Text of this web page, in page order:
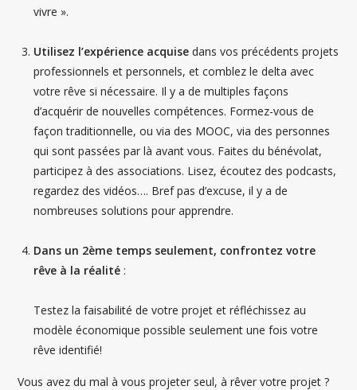
vivre ».
Utilisez l’expérience acquise dans vos précédents projets
professionnels et personnels, et comblez le delta avec
votre rêve si nécessaire. Il y a de multiples façons
d’acquérir de nouvelles compétences. Formez-vous de
façon traditionnelle, ou via des MOOC, via des personnes
qui sont passées par là avant vous. Faites du bénévolat,
participez à des associations. Lisez, écoutez des podcasts,
regardez des vidéos…. Bref pas d’excuse, il y a de
nombreuses solutions pour apprendre.
Dans un 2ème temps seulement, confrontez votre
rêve à la réalité :
Testez la faisabilité de votre projet et réfléchissez au
modèle économique possible seulement une fois votre
rêve identifié!
Vous avez du mal à vous projeter seul, à rêver votre projet ?